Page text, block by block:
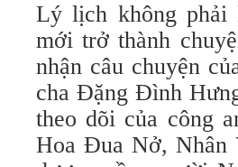
Lý lịch không phải
mới trở thành
nhận câu chuyện
cha Đặng Đình
theo dõi của công
Hoa Đua Nở, Nhân